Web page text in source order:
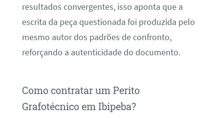
resultados convergentes, isso aponta que a
escrita da peça questionada foi produzida pelo
mesmo autor dos padrões de confronto,
reforçando a autenticidade do documento.
Como contratar um Perito
Grafotécnico em Ibipeba?